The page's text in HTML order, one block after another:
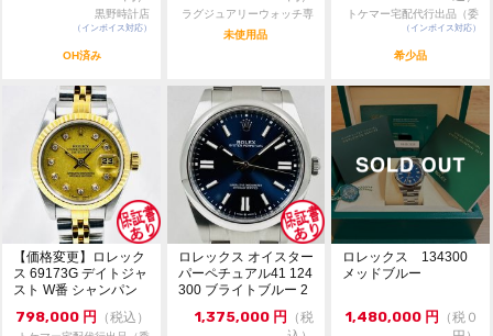
・通信販売限定商品の為、実物確認や店舗へのお取寄せ
は出来かねます。
・価格交渉やお問合せは『出品者へ質問する』タブより
・価格交渉の際は必ずご希望金額をご提示ください。金
額のご提示のない質問には返答致しません。
・専用出品・取置は出来かねます。先着順にてご注文を
受付致します。
・一般のお客様からの委託商品でございます。お問合せ
等は依頼者様に確認後にご返答致します。
黒野時計店
（インボイス対応）
OH済み
ラグジュアリーウォッチ専
門店：R/M
未使用品
トケマー宅配代行出品（委
託販売）
（インボイス対応）
希少品
【価格変更】ロレック
ス 69173G デイトジャ
スト W番 シャンパン
798,000 円 （税込）
ロレックス オイスター
パーペチュアル41 124
300 ブライトブルー 2
1,375,000 円 （税
ロレックス 134300
メッドブルー
1,480,000 円 （税０